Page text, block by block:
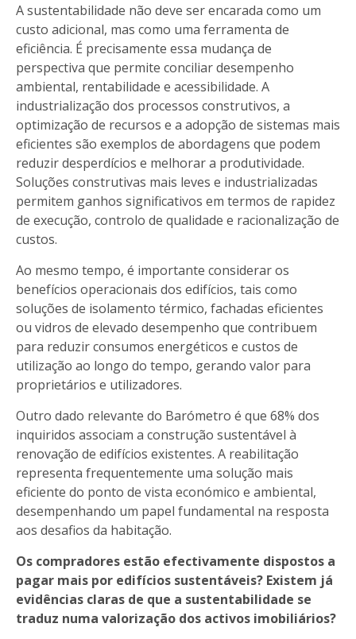
A sustentabilidade não deve ser encarada como um
custo adicional, mas como uma ferramenta de
eficiência. É precisamente essa mudança de
perspectiva que permite conciliar desempenho
ambiental, rentabilidade e acessibilidade. A
industrialização dos processos construtivos, a
optimização de recursos e a adopção de sistemas mais
eficientes são exemplos de abordagens que podem
reduzir desperdícios e melhorar a produtividade.
Soluções construtivas mais leves e industrializadas
permitem ganhos significativos em termos de rapidez
de execução, controlo de qualidade e racionalização de
custos.
Ao mesmo tempo, é importante considerar os
benefícios operacionais dos edifícios, tais como
soluções de isolamento térmico, fachadas eficientes
ou vidros de elevado desempenho que contribuem
para reduzir consumos energéticos e custos de
utilização ao longo do tempo, gerando valor para
proprietários e utilizadores.
Outro dado relevante do Barómetro é que 68% dos
inquiridos associam a construção sustentável à
renovação de edifícios existentes. A reabilitação
representa frequentemente uma solução mais
eficiente do ponto de vista económico e ambiental,
desempenhando um papel fundamental na resposta
aos desafios da habitação.
Os compradores estão efectivamente dispostos a
pagar mais por edifícios sustentáveis? Existem já
evidências claras de que a sustentabilidade se
traduz numa valorização dos activos imobiliários?